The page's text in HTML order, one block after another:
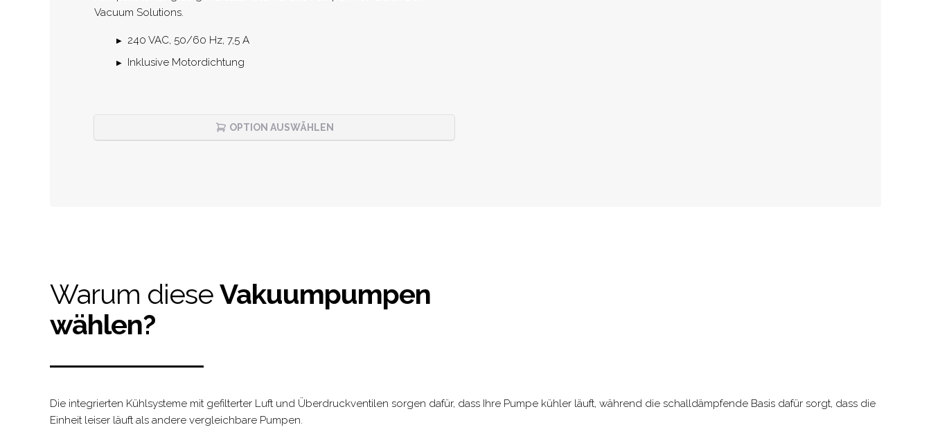
Vacuum Solutions.
240 VAC, 50/60 Hz, 7,5 A
Inklusive Motordichtung
OPTION AUSWÄHLEN
Warum dieseVakuumpumpen
wählen?
Die integrierten Kühlsysteme mit gefilterter Luft und Überdruckventilen sorgen dafür, dass Ihre Pumpe kühler läuft, während die schalldämpfende Basis dafür sorgt, dass die
Einheit leiser läuft als andere vergleichbare Pumpen.